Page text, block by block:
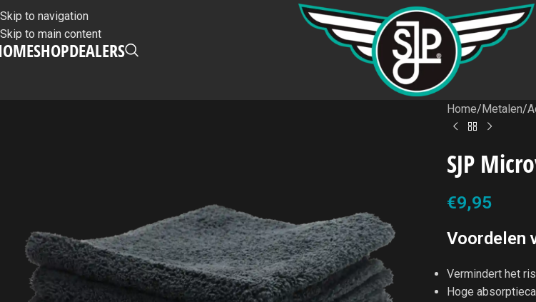
Skip to navigation
Skip to main content
SHOPDEALERS
Home/Metalen/
SJP
€9,95
Voordelen
Vermindert het
Hoge